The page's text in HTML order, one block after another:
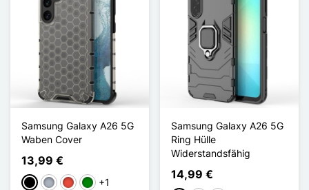
Samsung Galaxy A26 5G
Waben Cover
13,99 €
Schwarz
GrauRot Grün+1
Samsung Galaxy A26 5G
Ring Hülle
Widerstandsfähig
14,99 €